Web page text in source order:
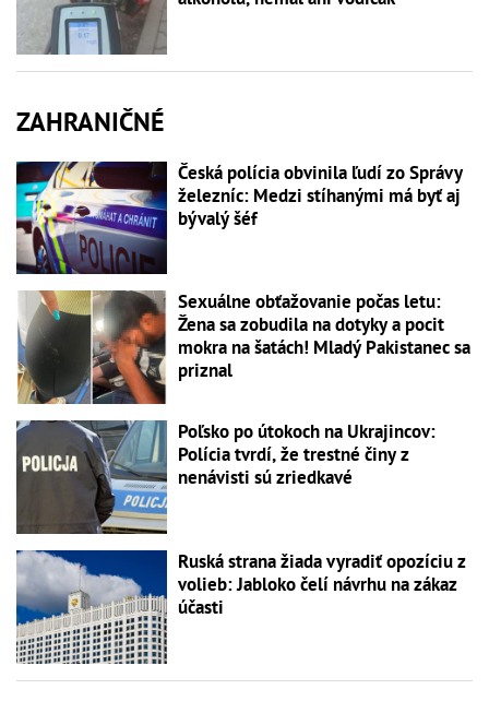
ZAHRANIČNÉ
Česká polícia obvinila ľudí zo Správy
železníc: Medzi stíhanými má byť aj
bývalý šéf
Sexuálne obťažovanie počas letu:
Žena sa zobudila na dotyky a pocit
mokra na šatách! Mladý Pakistanec sa
priznal
Poľsko po útokoch na Ukrajincov:
Polícia tvrdí, že trestné činy z
nenávisti sú zriedkavé
Ruská strana žiada vyradiť opozíciu z
volieb: Jabloko čelí návrhu na zákaz
účasti